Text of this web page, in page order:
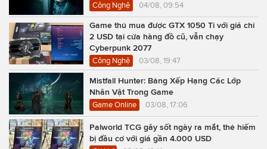
Công Nghệ 04/08, 09:54
Game thủ mua được GTX 1050 Ti với giá chỉ
2 USD tại cửa hàng đồ cũ, vẫn chạy
Cyberpunk 2077
Công Nghệ 03/08, 19:47
Mistfall Hunter: Bảng Xếp Hạng Các Lớp
Nhân Vật Trong Game
Game Online 03/08, 17:06
Palworld TCG gây sốt ngày ra mắt, thẻ hiếm
bị đầu cơ với giá gần 4.000 USD